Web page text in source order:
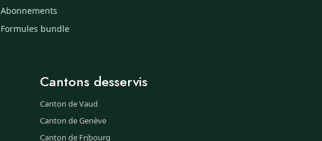
Abonnements
Formules bundle
Cantons desservis
Canton de Vaud
Canton de Genève
Canton de Fribourg